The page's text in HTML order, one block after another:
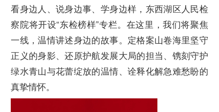
看身边人、说身边事、学身边样，东西湖区人民检
察院将开设“东检榜样”专栏。在这里，我们将聚焦
一线，温情讲述身边的故事。定格案山卷海里坚守
正义的身影、还原护航发展大局的担当、镌刻守护
绿水青山与花蕾绽放的温情、诠释化解急难愁盼的
真挚情怀。